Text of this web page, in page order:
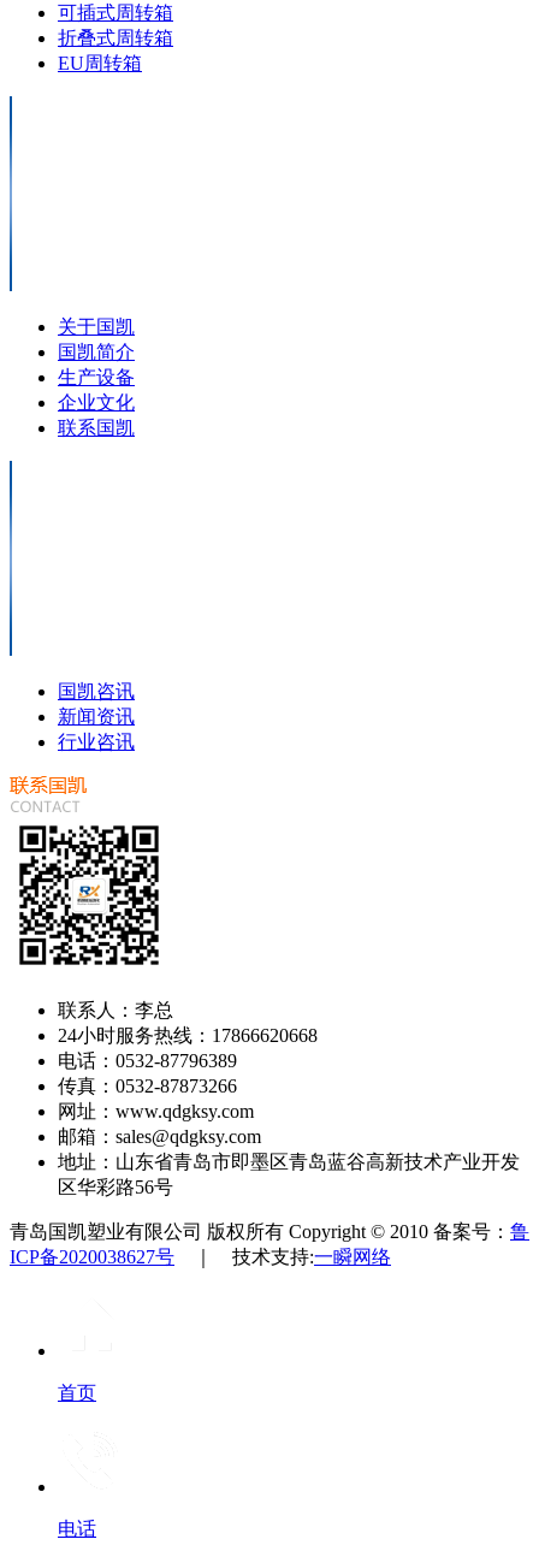
可插式周转箱
折叠式周转箱
EU周转箱
关于国凯
国凯简介
生产设备
企业文化
联系国凯
国凯咨讯
新闻资讯
行业咨讯
联系人：李总
24小时服务热线：17866620668
电话：0532-87796389
传真：0532-87873266
网址：www.qdgksy.com
邮箱：sales@qdgksy.com
地址：山东省青岛市即墨区青岛蓝谷高新技术产业开发
区华彩路56号
青岛国凯塑业有限公司 版权所有 Copyright © 2010 备案号： 鲁
ICP备2020038627号 ｜ 技术支持:一瞬网络
首页
电话